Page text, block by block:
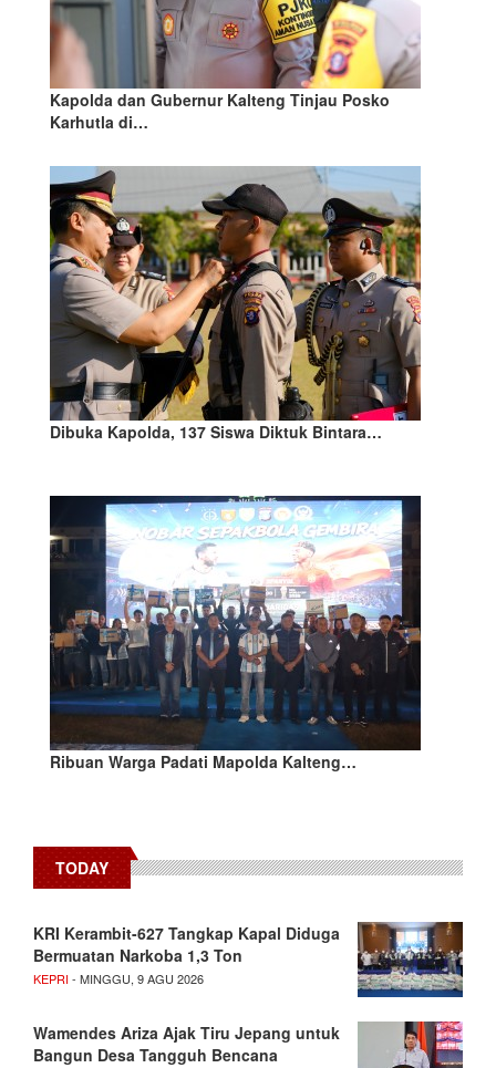
Kapolda dan Gubernur Kalteng Tinjau Posko
Karhutla di…
Dibuka Kapolda, 137 Siswa Diktuk Bintara…
Ribuan Warga Padati Mapolda Kalteng…
TODAY
KRI Kerambit-627 Tangkap Kapal Diduga
Bermuatan Narkoba 1,3 Ton
KEPRI- MINGGU, 9 AGU 2026
Wamendes Ariza Ajak Tiru Jepang untuk
Bangun Desa Tangguh Bencana